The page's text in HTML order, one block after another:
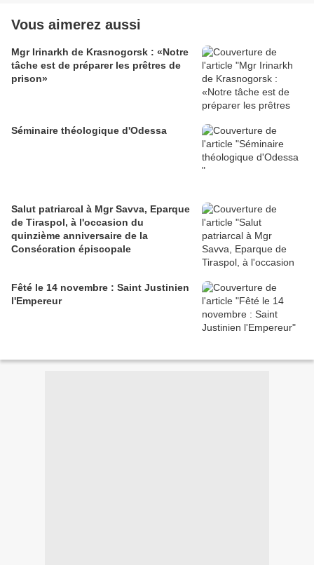
Vous aimerez aussi
Mgr Irinarkh de Krasnogorsk : «Notre
tâche est de préparer les prêtres de
prison»
Séminaire théologique d'Odessa
Salut patriarcal à Mgr Savva, Eparque
de Tiraspol, à l'occasion du
quinzième anniversaire de la
Consécration épiscopale
Fêté le 14 novembre : Saint Justinien
l'Empereur